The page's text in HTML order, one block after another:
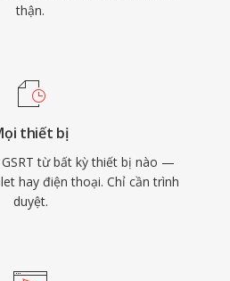
thận.
thiết bị
GSRT từ bất kỳ thiết bị nào —
hay điện thoại. Chỉ cần trình
duyệt.